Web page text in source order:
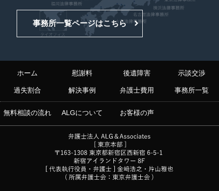
事務所一覧ページはこちら
ホーム 慰謝料 後遺障害 示談交渉
過失割合 解決事例 弁護士費用 事務所一覧
無料相談の流れ ALGについて お客様の声